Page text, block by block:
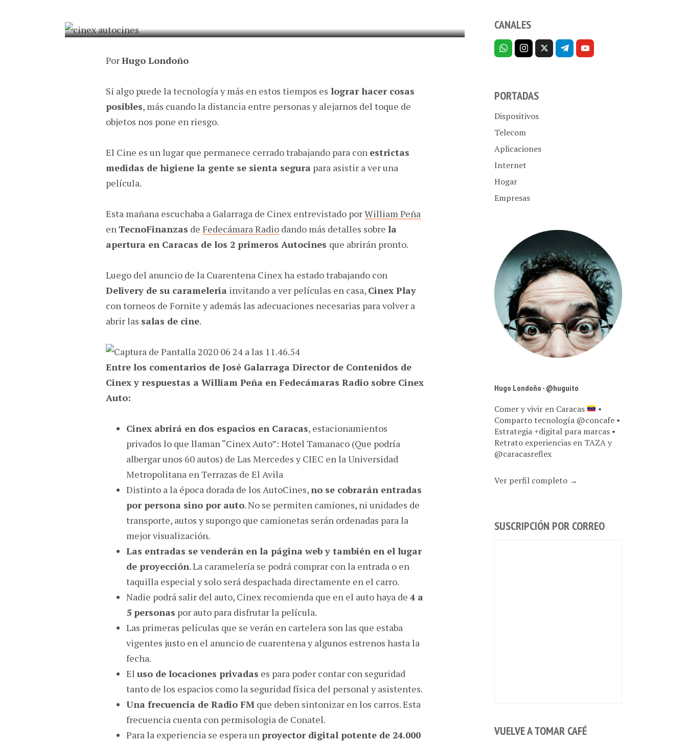
PorHugo Londoño
Si algo puede la tecnología y más en estos tiempos es lograr hacer cosas
posibles, más cuando la distancia entre personas y alejarnos del toque de
objetos nos pone en riesgo.
El Cine es un lugar que permanece cerrado trabajando para con estrictas
medidas de higiene la gente se sienta segura para asistir a ver una
película.
Esta mañana escuchaba a Galarraga de Cinex entrevistado porWilliam Peña
en TecnoFinanzas de Fedecámara Radio dando más detalles sobre la
apertura en Caracas de los 2 primeros Autocines que abrirán pronto.
Luego del anuncio de la Cuarentena Cinex ha estado trabajando con
Delivery de su carameleria invitando a ver películas en casa, Cinex Play
con torneos de Fornite y además las adecuaciones necesarias para volver a
abrir las salas de cine.
Entre los comentarios de José Galarraga Director de Contenidos de
Cinex y respuestas a William Peña en Fedecámaras Radio sobre Cinex
Auto:
Cinex abrirá en dos espacios en Caracas, estacionamientos
privados lo que llaman “Cinex Auto”: Hotel Tamanaco (Que podría
albergar unos 60 autos) de Las Mercedes y CIEC en la Universidad
Metropolitana en Terrazas de El Avila
Distinto a la época dorada de los AutoCines, no se cobrarán entradas
por persona sino por auto. No se permiten camiones, ni unidades de
transporte, autos y supongo que camionetas serán ordenadas para la
mejor visualización.
Las entradas se venderán en la página web y también en el lugar
de proyección. La caramelería se podrá comprar con la entrada o en
taquilla especial y solo será despachada directamente en el carro.
Nadie podrá salir del auto, Cinex recomienda que en el auto haya de 4 a
5 personas por auto para disfrutar la película.
Las primeras películas que se verán en cartelera son las que estaba
vigentes justo en el anuncio de cuarentena y algunos estrenos hasta la
fecha.
El uso de locaciones privadas es para poder contar con seguridad
tanto de los espacios como la seguridad física del personal y asistentes.
Una frecuencia de Radio FM que deben sintonizar en los carros. Esta
frecuencia cuenta con permisologia de Conatel.
Para la experiencia se espera un proyector digital potente de 24.000
CANALES
PORTADAS
Dispositivos
Telecom
Aplicaciones
Internet
Hogar
Empresas
Hugo Londoño - @huguito
Comer y vivir en Caracas
•
Comparto tecnología @concafe •
Estrategia +digital para marcas •
Retrato experiencias en TAZA y
@caracasreflex
Ver perfil completo →
SUSCRIPCIÓN POR CORREO
VUELVE A TOMAR CAFÉ